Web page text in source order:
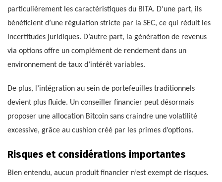
particulièrement les caractéristiques du BITA. D’une part, ils
bénéficient d’une régulation stricte par la SEC, ce qui réduit les
incertitudes juridiques. D’autre part, la génération de revenus
via options offre un complément de rendement dans un
environnement de taux d’intérêt variables.
De plus, l’intégration au sein de portefeuilles traditionnels
devient plus fluide. Un conseiller financier peut désormais
proposer une allocation Bitcoin sans craindre une volatilité
excessive, grâce au cushion créé par les primes d’options.
Risques et considérations importantes
Bien entendu, aucun produit financier n’est exempt de risques.